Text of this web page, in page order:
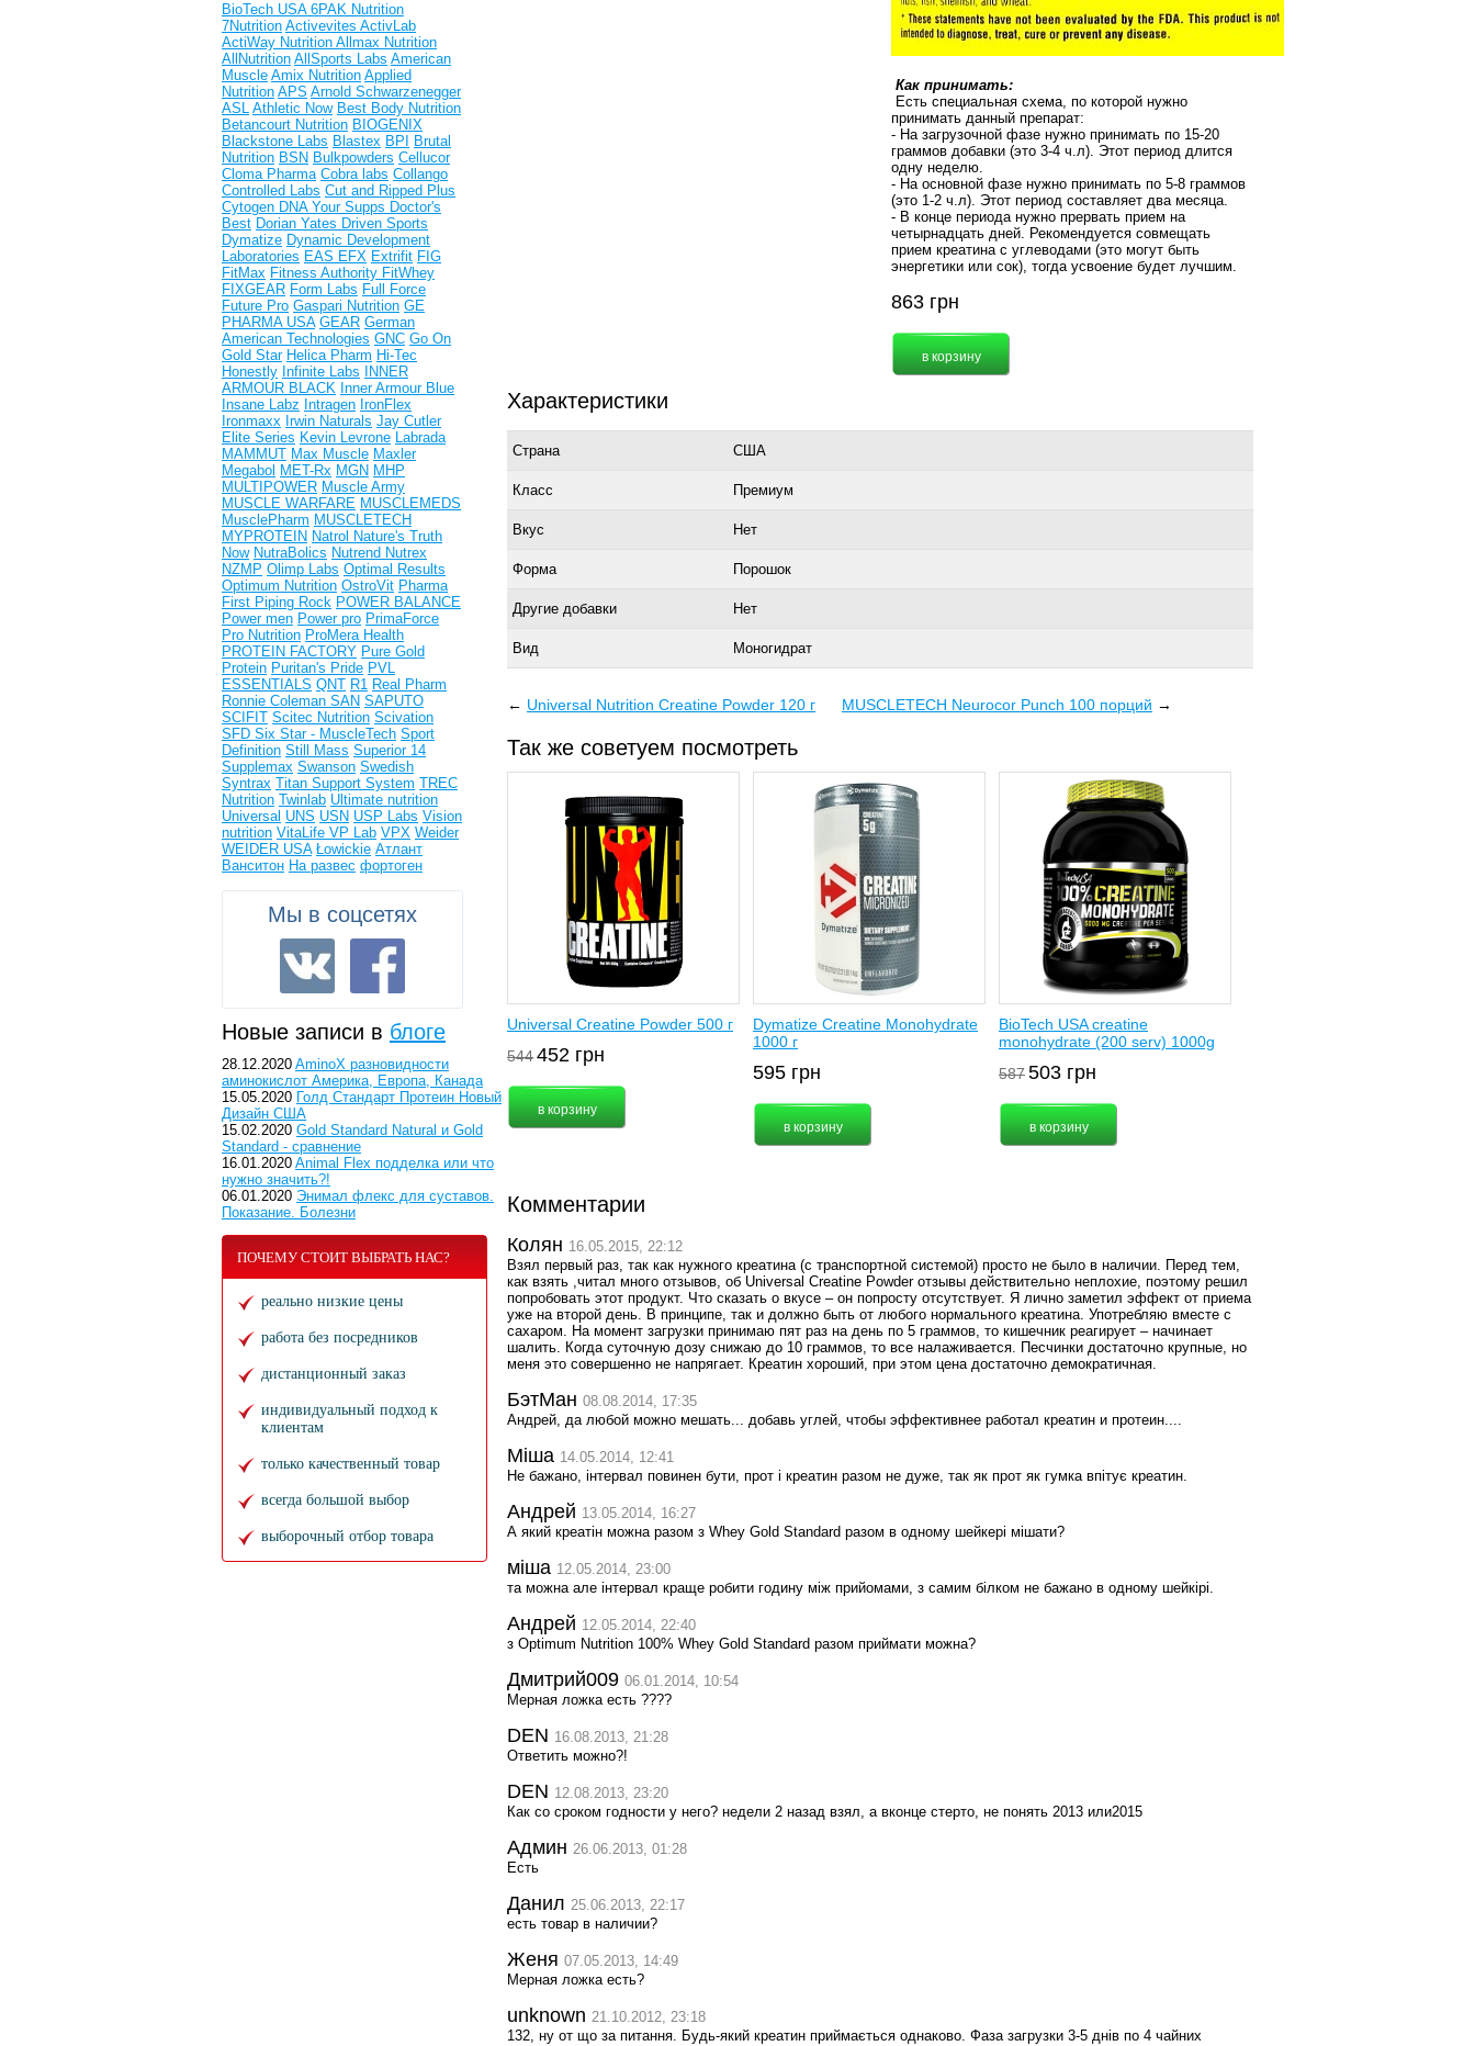
Как принимать:
Есть специальная схема, по которой нужно
принимать данный препарат:
- На загрузочной фазе нужно принимать по 15-20
граммов добавки (это 3-4 ч.л). Этот период длится
одну неделю.
- На основной фазе нужно принимать по 5-8 граммов
(это 1-2 ч.л). Этот период составляет два месяца.
- В конце периода нужно прервать прием на
четырнадцать дней. Рекомендуется совмещать
прием креатина с углеводами (это могут быть
энергетики или сок), тогда усвоение будет лучшим.
863 грн
Характеристики
Страна США
Класс Премиум
Вкус Нет
Форма Порошок
Другие добавки Нет
Вид Моногидрат
← Universal Nutrition Creatine Powder 120 г MUSCLETECH Neurocor Punch 100 порций →
Так же советуем посмотреть
Universal Creatine Powder 500 г
544452 грн
Dymatize Creatine Monohydrate
1000 г
595 грн
BioTech USA creatine
monohydrate (200 serv) 1000g
587503 грн
Комментарии
Колян 16.05.2015, 22:12
Взял первый раз, так как нужного креатина (с транспортной системой) просто не было в наличии. Перед тем,
как взять ,читал много отзывов, об Universal Creatine Powder отзывы действительно неплохие, поэтому решил
попробовать этот продукт. Что сказать о вкусе – он попросту отсутствует. Я лично заметил эффект от приема
уже на второй день. В принципе, так и должно быть от любого нормального креатина. Употребляю вместе с
сахаром. На момент загрузки принимаю пят раз на день по 5 граммов, то кишечник реагирует – начинает
шалить. Когда суточную дозу снижаю до 10 граммов, то все налаживается. Песчинки достаточно крупные, но
меня это совершенно не напрягает. Креатин хороший, при этом цена достаточно демократичная.
БэтМан 08.08.2014, 17:35
Андрей, да любой можно мешать... добавь углей, чтобы эффективнее работал креатин и протеин....
Міша 14.05.2014, 12:41
Не бажано, інтервал повинен бути, прот і креатин разом не дуже, так як прот як гумка впітує креатин.
Андрей 13.05.2014, 16:27
А який креатін можна разом з Whey Gold Standard разом в одному шейкері мішати?
міша 12.05.2014, 23:00
та можна але інтервал краще робити годину між прийомами, з самим білком не бажано в одному шейкірі.
Андрей 12.05.2014, 22:40
з Optimum Nutrition 100% Whey Gold Standard разом приймати можна?
Дмитрий009 06.01.2014, 10:54
Мерная ложка есть ????
DEN 16.08.2013, 21:28
Ответить можно?!
DEN 12.08.2013, 23:20
Как со сроком годности у него? недели 2 назад взял, а вконце стерто, не понять 2013 или2015
Админ 26.06.2013, 01:28
Есть
Данил 25.06.2013, 22:17
есть товар в наличии?
Женя 07.05.2013, 14:49
Мерная ложка есть?
unknown 21.10.2012, 23:18
132, ну от що за питання. Будь-який креатин приймається однаково. Фаза загрузки 3-5 днів по 4 чайних
BioTech USA 6PAK Nutrition
7Nutrition Activevites ActivLab
ActiWay Nutrition Allmax Nutrition
AllNutrition AllSports Labs American
Muscle Amix Nutrition Applied
Nutrition APS Arnold Schwarzenegger
ASL Athletic Now Best Body Nutrition
Betancourt Nutrition BIOGENIX
Blackstone Labs Blastex BPI
Brutal
Nutrition BSN Bulkpowders Cellucor
Cloma Pharma Cobra labs Collango
Controlled Labs Cut and Ripped Plus
Cytogen DNA Your Supps Doctor's
Best Dorian Yates Driven Sports
Dymatize Dynamic Development
Laboratories EAS EFX Extrifit FIG
FitMax Fitness Authority FitWhey
FIXGEAR Form Labs Full Force
Future Pro Gaspari Nutrition GE
PHARMA USA GEAR German
American Technologies GNC Go On
Gold Star Helica Pharm Hi-Tec
Honestly Infinite Labs
INNER
ARMOUR BLACK Inner Armour Blue
Insane Labz Intragen IronFlex
Ironmaxx Irwin Naturals Jay Cutler
Elite Series Kevin Levrone Labrada
MAMMUT Max Muscle Maxler
Megabol MET-Rx MGN MHP
MULTIPOWER Muscle Army
MUSCLE WARFARE MUSCLEMEDS
MusclePharm MUSCLETECH
MYPROTEIN Natrol Nature's Truth
Now NutraBolics Nutrend Nutrex
NZMP Olimp Labs Optimal Results
Optimum Nutrition OstroVit Pharma
First Piping Rock POWER BALANCE
Power men Power pro PrimaForce
Pro Nutrition ProMera Health
PROTEIN FACTORY Pure Gold
Protein Puritan's Pride PVL
ESSENTIALS QNT R1 Real Pharm
Ronnie Coleman SAN SAPUTO
SCIFIT Scitec Nutrition Scivation
SFD Six Star - MuscleTech Sport
Definition Still Mass Superior 14
Supplemax Swanson Swedish
Syntrax Titan Support System TREC
Nutrition Twinlab Ultimate nutrition
Universal UNS USN USP Labs Vision
nutrition VitaLife VP Lab VPX Weider
WEIDER USA Łowickie Атлант
Ванситон На развес фортоген
Мы в соцсетях
Новые записи в блоге
28.12.2020 AminoX разновидности
аминокислот Америка, Европа, Канада
15.05.2020 Голд Стандарт Протеин Новый
Дизайн США
15.02.2020 Gold Standard Natural и Gold
Standard - сравнение
16.01.2020 Animal Flex подделка или что
нужно значить?!
06.01.2020 Энимал флекс для суставов.
Показание. Болезни
ПОЧЕМУ СТОИТ ВЫБРАТЬ НАС?
реально низкие цены
работа без посредников
дистанционный заказ
индивидуальный подход к
клиентам
только качественный товар
всегда большой выбор
выборочный отбор товара